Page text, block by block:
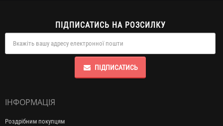
ПІДПИСАТИСЬ НА РОЗСИЛКУ
ПІДПИСАТИСЬ
ІНФОРМАЦІЯ
Роздрібним покупцям